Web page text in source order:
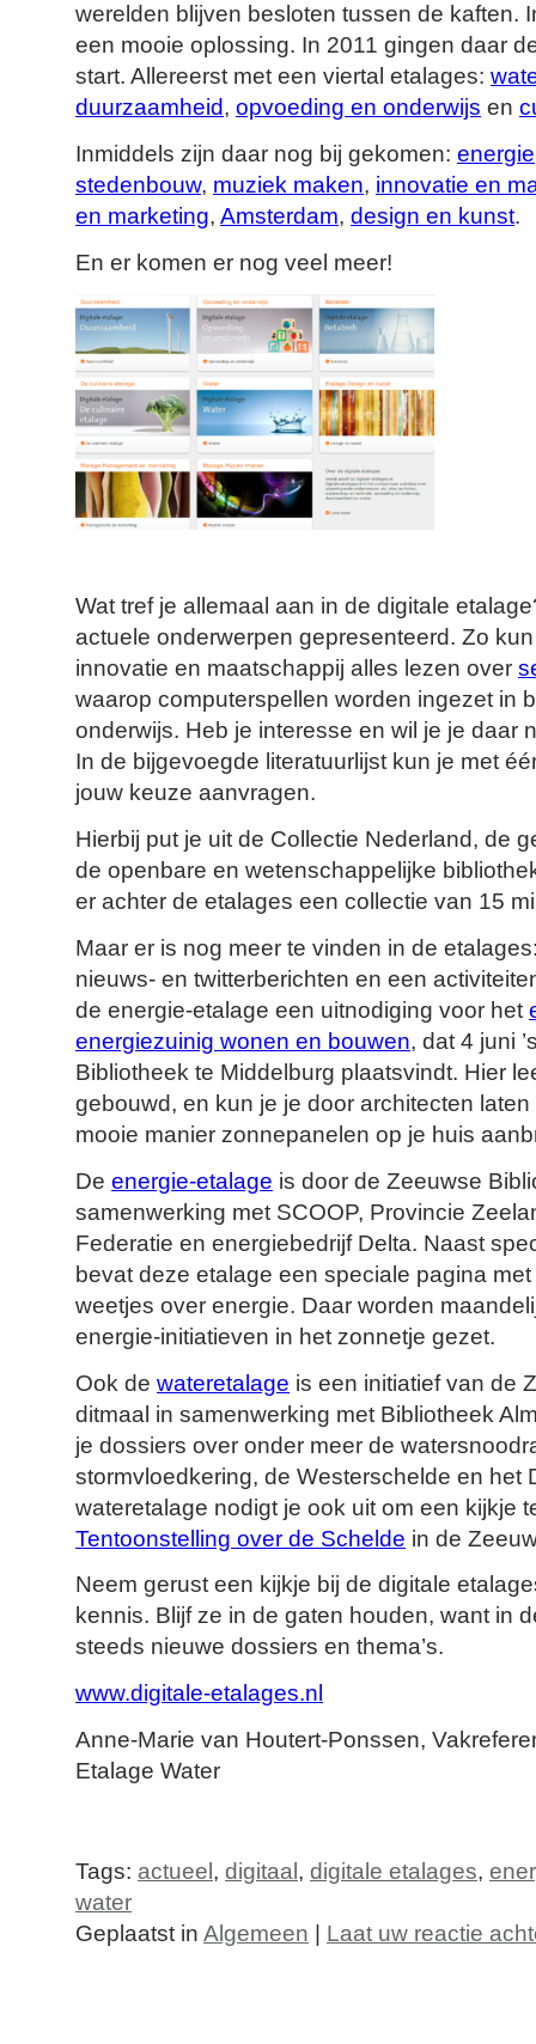
werelden blijven besloten tussen de kaften.
een mooie oplossing. In 2011 gingen daar
start. Allereerst met een viertal etalages:
duurzaamheid, opvoeding en onderwijs en
Inmiddels zijn daar nog bij gekomen: energie
stedenbouw, muziek maken, innovatie en
en marketing, Amsterdam, design en kunst.
En er komen er nog veel meer!
Wat tref je allemaal aan in de digitale
actuele onderwerpen gepresenteerd. Zo
innovatie en maatschappij alles lezen over
waarop computerspellen worden ingezet in
onderwijs. Heb je interesse en wil je je daar
In de bijgevoegde literatuurlijst kun je met
jouw keuze aanvragen.
Hierbij put je uit de Collectie Nederland, de
de openbare en wetenschappelijke
er achter de etalages een collectie van 15
Maar er is nog meer te vinden in de
nieuws- en twitterberichten en een
de energie-etalage een uitnodiging voor het
energiezuinig wonen en bouwen, dat 4 juni
Bibliotheek te Middelburg plaatsvindt. Hier
gebouwd, en kun je je door architecten
mooie manier zonnepanelen op je huis
De energie-etalage is door de Zeeuwse
samenwerking met SCOOP, Provincie
Federatie en energiebedrijf Delta. Naast
bevat deze etalage een speciale pagina
weetjes over energie. Daar worden
energie-initiatieven in het zonnetje gezet.
Ook de wateretalage is een initiatief van de
ditmaal in samenwerking met Bibliotheek
je dossiers over onder meer de
stormvloedkering, de Westerschelde en het
wateretalage nodigt je ook uit om een kijkje
Tentoonstelling over de Schelde in de
Neem gerust een kijkje bij de digitale
kennis. Blijf ze in de gaten houden, want in
steeds nieuwe dossiers en thema’s.
www.digitale-etalages.nl
Anne-Marie van Houtert-Ponssen,
Etalage Water
Tags: actueel , digitaal , digitale etalages,
water
Geplaatst in Algemeen Laat uw reactie